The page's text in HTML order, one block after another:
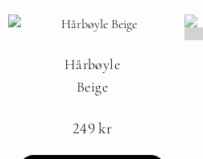
Hårbøyle
Beige
249kr